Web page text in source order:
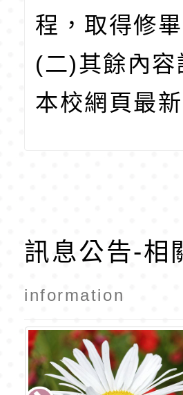
程，取得修
(二)其餘內
本校網頁最
訊息公告-相
information